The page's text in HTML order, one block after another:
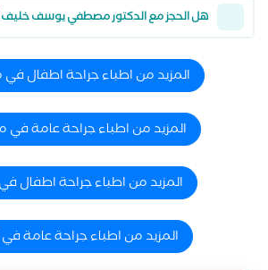
هل الحجز مع الدكتور مصطفي يوسف خليف
المزيد من اطباء جراحة اطفال في
المزيد من اطباء جراحة عامة في
المزيد من اطباء جراحة اطفال
المزيد من اطباء جراحة عامة في